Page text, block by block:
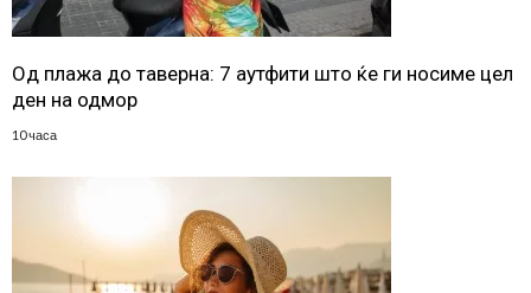
Од плажа до таверна: 7 аутфити што ќе ги носиме цел
ден на одмор
10 часа